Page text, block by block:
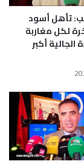
تأهل أسود
لكل مغاربة
الجالية أكبر